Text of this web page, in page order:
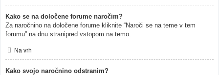
Kako se na določene forume naročim?
Za naročnino na določene forume kliknite “Naroči se na teme v tem
forumu” na dnu stranipred vstopom na temo.
Na vrh
Kako svojo naročnino odstranim?